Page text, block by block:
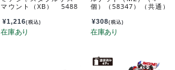
マウント（XB） 5488
¥1,216(税込)
個）（58347）（共通）
パーツ 19804495-000
¥308(税込)